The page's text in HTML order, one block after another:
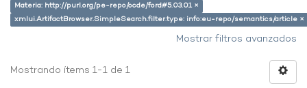
Materia: http://purl.org/pe-repo/ocde/ford#5.03.01 ×
xmlui.ArtifactBrowser.SimpleSearch.filter.type: info:eu-repo/semantics/article ×
Mostrar filtros avanzados
Mostrando ítems 1-1 de 1